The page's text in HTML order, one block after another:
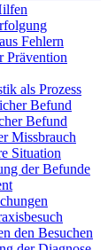
Fehlern
Prävention
als Prozess
Befund
Befund
Missbrauch
Situation
der Befunde
den Besuchen